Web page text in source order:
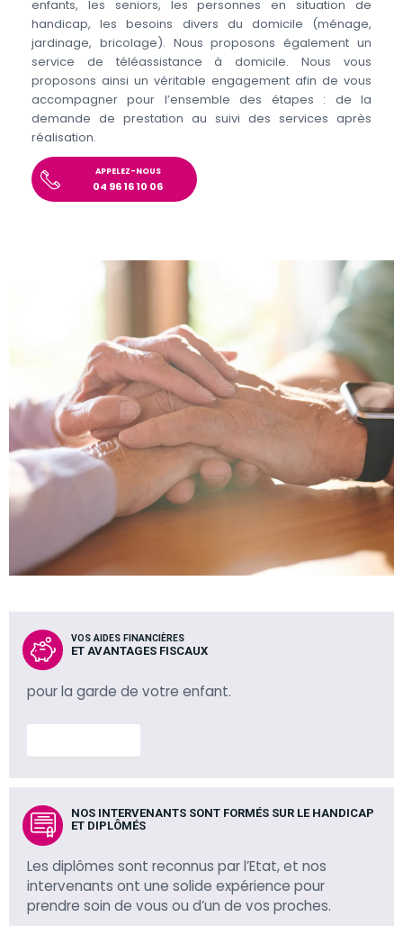
enfants, les seniors, les personnes en situation de
handicap, les besoins divers du domicile (ménage,
jardinage, bricolage). Nous proposons également un
service de téléassistance à domicile. Nous vous
proposons ainsi un véritable engagement afin de vous
accompagner pour l’ensemble des étapes : de la
demande de prestation au suivi des services après
réalisation.
APPELEZ-NOUS
04 96 16 10 06
VOS AIDES FINANCIÈRES
ET AVANTAGES FISCAUX
pour la garde de votre enfant.
NOS INTERVENANTS SONT FORMÉS SUR LE HANDICAP
ET DIPLÔMÉS
Les diplômes sont reconnus par l’Etat, et nos
intervenants ont une solide expérience pour
prendre soin de vous ou d’un de vos proches.